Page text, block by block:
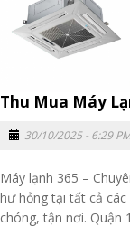
Thu Mua Máy
30/10/2025 - 6:29
Máy lạnh 365 –
hư hỏng tại tất cả
chóng, tận nơi. Quận